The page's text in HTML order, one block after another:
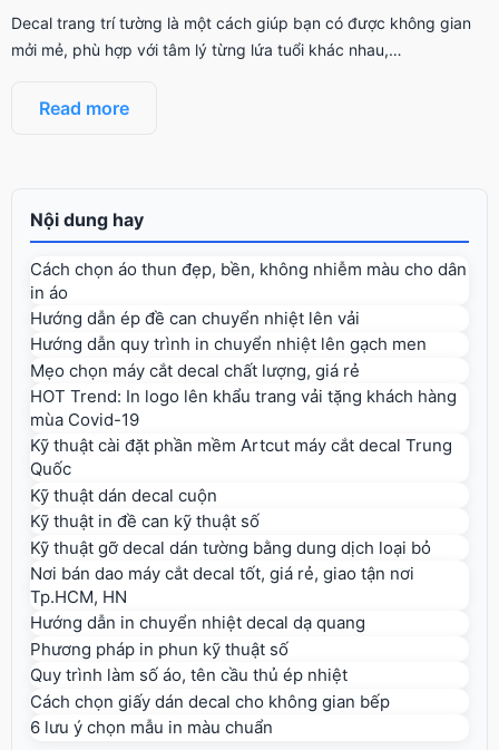
Decal trang trí tường là một cách giúp bạn có được không gian
mởi mẻ, phù hợp với tâm lý từng lứa tuổi khác nhau,…
Read more
Nội dung hay
Cách chọn áo thun đẹp, bền, không nhiễm màu cho dân
in áo
Hướng dẫn ép đề can chuyển nhiệt lên vải
Hướng dẫn quy trình in chuyển nhiệt lên gạch men
Mẹo chọn máy cắt decal chất lượng, giá rẻ
HOT Trend: In logo lên khẩu trang vải tặng khách hàng
mùa Covid-19
Kỹ thuật cài đặt phần mềm Artcut máy cắt decal Trung
Quốc
Kỹ thuật dán decal cuộn
Kỹ thuật in đề can kỹ thuật số
Kỹ thuật gỡ decal dán tường bằng dung dịch loại bỏ
Nơi bán dao máy cắt decal tốt, giá rẻ, giao tận nơi
Tp.HCM, HN
Hướng dẫn in chuyển nhiệt decal dạ quang
Phương pháp in phun kỹ thuật số
Quy trình làm số áo, tên cầu thủ ép nhiệt
Cách chọn giấy dán decal cho không gian bếp
6 lưu ý chọn mẫu in màu chuẩn